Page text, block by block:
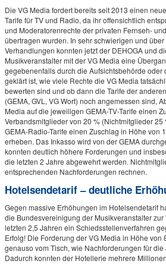
Die VG Media fordert bereits seit 2013 einen
Tarife für TV und Radio, da ihr offensichtlich
und Moderatorenrechte der privaten Fernseh-
übertragen wurden. In sehr schwierigen und
Verhandlungen konnten jetzt der DEHOGA und
Musikveranstalter mit der VG Media eine
gegebenenfalls durch die Aufsichtsbehörde oder
geklärt ist, wie viele Rechte die VG Media
bewerten sind und ob dann die Tarife der
(GEMA, GVL, VG Wort) noch angemessen sind,
Media auf die jeweiligen GEMA-TV-Tarife einen
Verbandsmitglieder von 20 % (Nichtmitglieder
GEMA-Radio-Tarife einen Zuschlag in Höhe von
erheben. Das Inkasso wird von der GEMA
konnten deutlich höhere Forderungen und
die letzten 2 Jahre abgewehrt werden.
entsprechenden Nachforderungen rechnen.
Hotelsendetarif – deutliche
Gegen massive Erhöhungen im Hotelsendetarif
die Bundesvereinigung der Musikveranstalter zur
letzten 2,5 Jahren ein Schiedsstellenverfahren
Erfolg! Die Forderung der VG Media in Höhe von
genauso vom Tisch, wie Nachforderungen für
Dadurch konnten der Hotellerie mehrere